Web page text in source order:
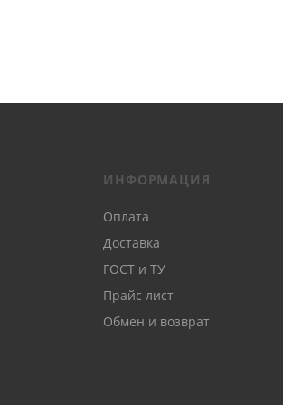
ИНФОРМАЦИЯ
Оплата
Доставка
ГОСТ и ТУ
Прайс лист
Обмен и возврат